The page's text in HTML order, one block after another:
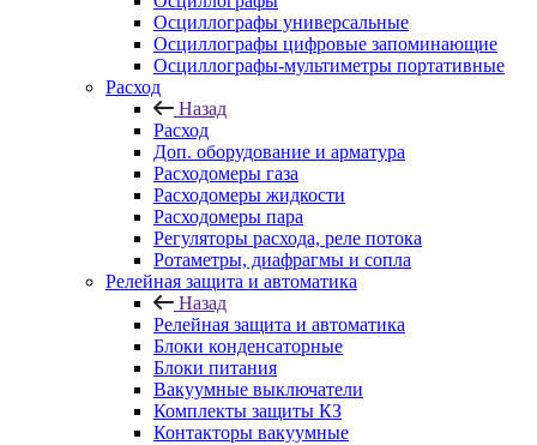
Осциллографы универсальные
Осциллографы цифровые запоминающие
Осциллографы-мультиметры портативные
Расход
Назад
Расход
Доп. оборудование и арматура
Расходомеры газа
Расходомеры жидкости
Расходомеры пара
Регуляторы расхода, реле потока
Ротаметры, диафрагмы и сопла
Релейная защита и автоматика
Назад
Релейная защита и автоматика
Блоки конденсаторные
Блоки питания
Вакуумные выключатели
Комплекты защиты КЗ
Контакторы вакуумные